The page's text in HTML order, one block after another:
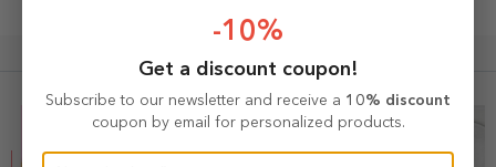
What others are buying
-10%
Get a discount coupon!
Subscribe to our newsletter and receive a 10% discount
coupon by email for personalized products.